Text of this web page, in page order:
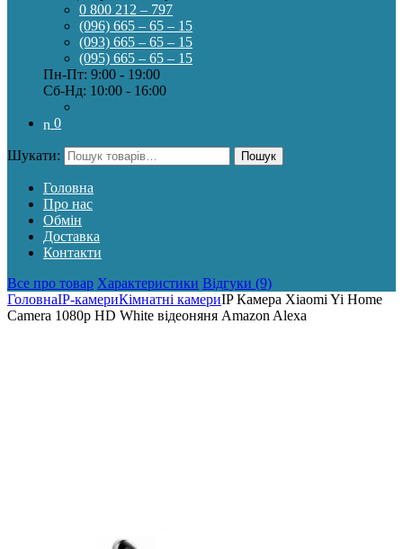
0 800 212 – 797
(096) 665 – 65 – 15
(093) 665 – 65 – 15
(095) 665 – 65 – 15
Пн-Пт: 9:00 - 19:00
Сб-Нд: 10:00 - 16:00
0
Шукати: Пошук
Головна
Про нас
Обмін
Доставка
Контакти
Все про товар Характеристики Відгуки (9)
ГоловнаIP-камериКімнатні камериIP Камера Xiaomi Yi Home
Camera 1080p HD White відеоняня Amazon Alexa